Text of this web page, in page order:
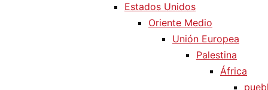
Estados Unidos
Oriente Medio
Unión Europea
Palestina
África